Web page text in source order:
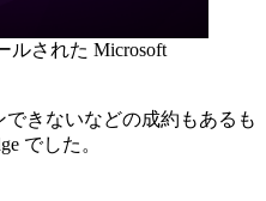
ルされた Microsoft
きないなどの成約もあるも
でした。